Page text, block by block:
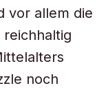
vor allem die
noch